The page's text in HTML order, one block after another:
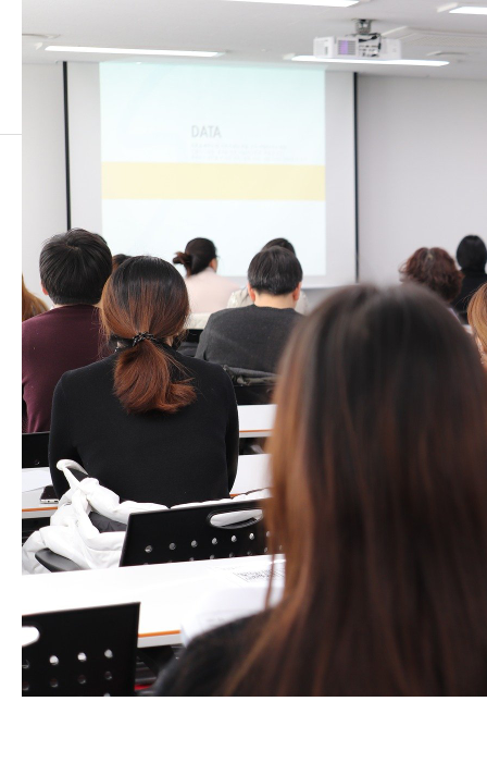
lecture-3986809_1920
2021.12.09
この記事のタイトルとURLをコピーする